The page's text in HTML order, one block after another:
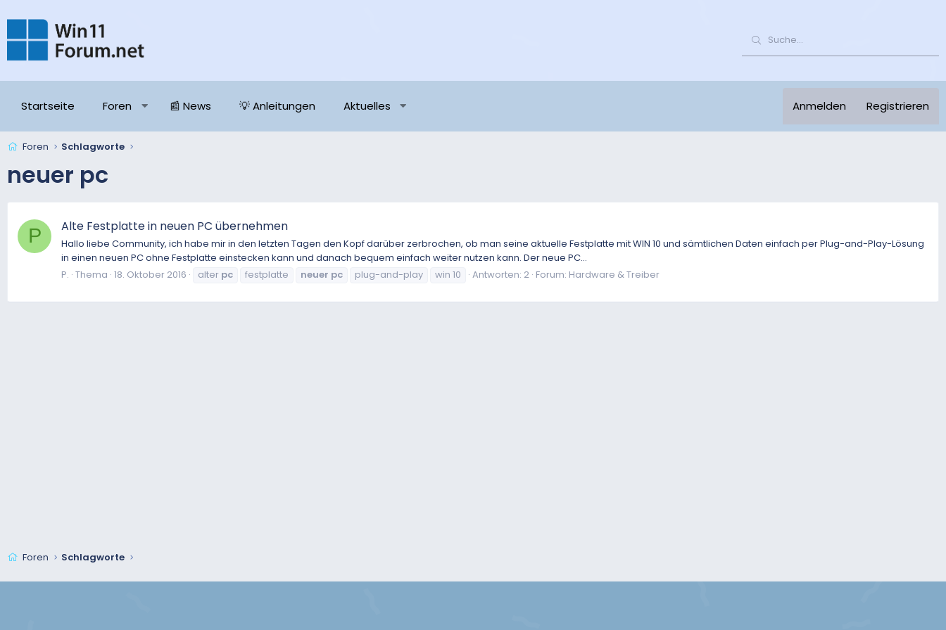
Startseite Foren 📰 News 💡 Anleitungen Aktuelles Anmelden Registrieren
Foren Schlagworte
neuer pc
P Alte Festplatte in neuen PC übernehmen
Hallo liebe Community, ich habe mir in den letzten Tagen den Kopf darüber zerbrochen, ob man seine aktuelle Festplatte mit WIN 10 und sämtlichen Daten einfach per Plug-and-Play-Lösung
in einen neuen PC ohne Festplatte einstecken kann und danach bequem einfach weiter nutzen kann. Der neue PC...
P. Thema 18. Oktober 2016 alter pc festplatte neuer pc plug-and-play win 10 Antworten: 2 Forum: Hardware & Treiber
Foren Schlagworte